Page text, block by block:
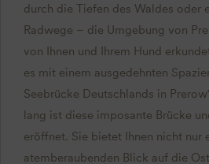
durch die Tiefen des Waldes oder
Radwege – die Umgebung von
von Ihnen und Ihrem Hund
es mit einem ausgedehnten
Seebrücke Deutschlands in
lang ist diese imposante Brücke
eröffnet. Sie bietet Ihnen nicht nur
atemberaubenden Blick auf die